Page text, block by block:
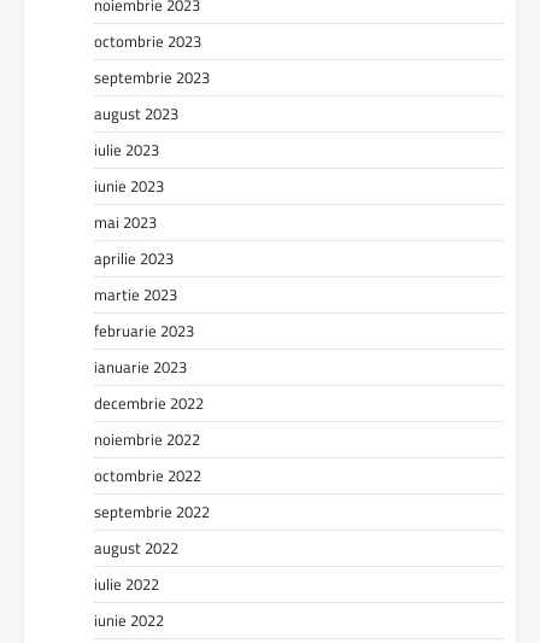
noiembrie 2023
octombrie 2023
septembrie 2023
august 2023
iulie 2023
iunie 2023
mai 2023
aprilie 2023
martie 2023
februarie 2023
ianuarie 2023
decembrie 2022
noiembrie 2022
octombrie 2022
septembrie 2022
august 2022
iulie 2022
iunie 2022